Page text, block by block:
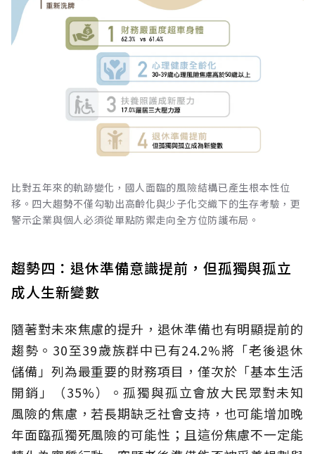
比對五年來的軌跡變化，國人面臨的風險結構已產生根本性位
移。四大趨勢不僅勾勒出高齡化與少子化交織下的生存考驗，更
警示企業與個人必須從單點防禦走向全方位防護布局。
趨勢四：退休準備意識提前，但孤獨與孤立
成人生新變數
隨著對未來焦慮的提升，退休準備也有明顯提前的
趨勢。30至39歲族群中已有24.2%將「老後退休
儲備」列為最重要的財務項目，僅次於「基本生活
開銷」（35%）。孤獨與孤立會放大民眾對未知
風險的焦慮，若長期缺乏社會支持，也可能增加晚
年面臨孤獨死風險的可能性；且這份焦慮不一定能